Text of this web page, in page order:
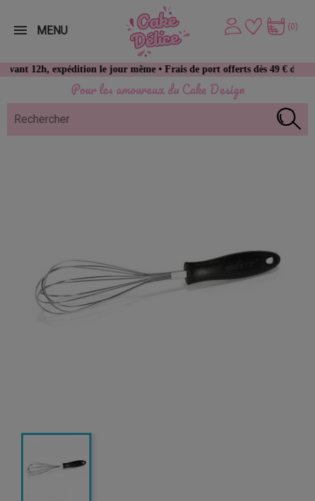
Pour les amoureux du Cake Design
12h, expédition le jour même • Frais de port offerts dès 49 € d’achat
(0)
MENU